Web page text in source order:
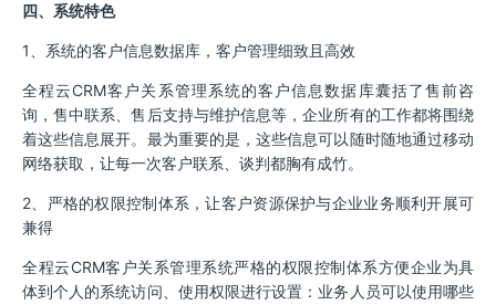
四、系统特色
1、系统的客户信息数据库，客户管理细致且高效
全程云CRM客户关系管理系统的客户信息数据库囊括了售前咨
询，售中联系、售后支持与维护信息等，企业所有的工作都将围绕
着这些信息展开。最为重要的是，这些信息可以随时随地通过移动
网络获取，让每一次客户联系、谈判都胸有成竹。
2、严格的权限控制体系，让客户资源保护与企业业务顺利开展可
兼得
全程云CRM客户关系管理系统严格的权限控制体系方便企业为具
体到个人的系统访问、使用权限进行设置：业务人员可以使用哪些